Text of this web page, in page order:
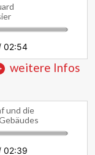
02:54
weitere Infos
und die
02:39